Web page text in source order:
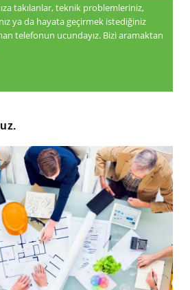
takılanlar, teknik problemleriniz,
ya da hayata geçirmek istediğiniz
telefonun ucundayız. Bizi aramaktan